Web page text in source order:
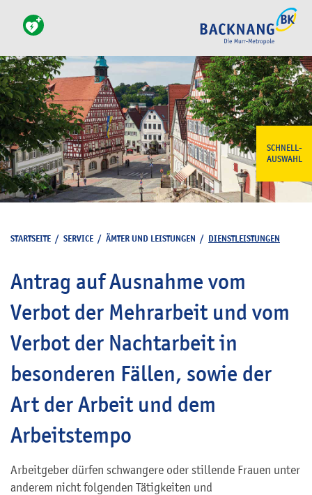
SCHNELL-
AUSWAHL
STARTSEITE / SERVICE / ÄMTER UND LEISTUNGEN / DIENSTLEISTUNGEN
Antrag auf Ausnahme vom
Verbot der Mehrarbeit und vom
Verbot der Nachtarbeit in
besonderen Fällen, sowie der
Art der Arbeit und dem
Arbeitstempo
Arbeitgeber dürfen schwangere oder stillende Frauen unter
anderem nicht folgenden Tätigkeiten und